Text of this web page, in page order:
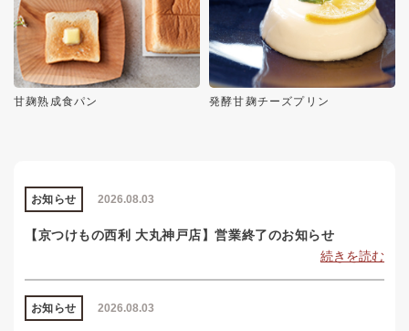
甘麹熟成食パン 発酵甘麹チーズプリン
2026.08.03
お知らせ
【京つけもの西利 大丸神戸店】営業終了のお知らせ
続きを読む
2026.08.03
お知らせ